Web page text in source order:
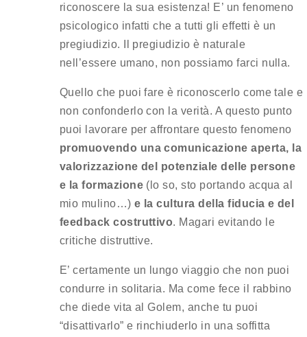
riconoscere la sua esistenza! E’ un fenomeno
psicologico infatti che a tutti gli effetti è un
pregiudizio. Il pregiudizio è naturale
nell’essere umano, non possiamo farci nulla.
Quello che puoi fare è riconoscerlo come tale e
non confonderlo con la verità. A questo punto
puoi lavorare per affrontare questo fenomeno
promuovendo una comunicazione aperta, la
valorizzazione del potenziale delle persone
e la formazione (lo so, sto portando acqua al
mio mulino…)e la cultura della fiducia e del
feedback costruttivo. Magari evitando le
critiche distruttive.
E’ certamente un lungo viaggio che non puoi
condurre in solitaria. Ma come fece il rabbino
che diede vita al Golem, anche tu puoi
“disattivarlo” e rinchiuderlo in una soffitta